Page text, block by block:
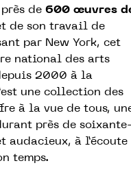
de 600 œuvres
de son travail de
par New York, cet
national des arts
2000 à la
une collection des
à la vue de tous,
près de
audacieux, à l’écoute
temps.